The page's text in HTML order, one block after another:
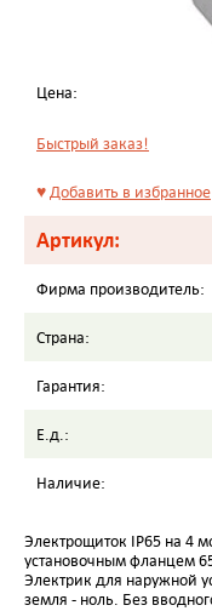
Цена:
Быстрый заказ!
♥Добавить в избранное
Артикул:
Фирма производитель:
Страна:
Гарантия:
Е.д.:
Наличие:
Электрощиток IP65 на 4
установочным фланцем
Электрик для наружной
земля - ноль. Без